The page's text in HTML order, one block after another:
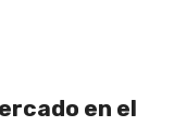
en el